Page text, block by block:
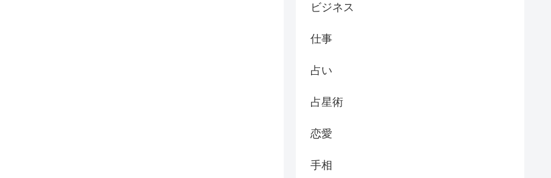
ビジネス
仕事
占い
占星術
恋愛
手相